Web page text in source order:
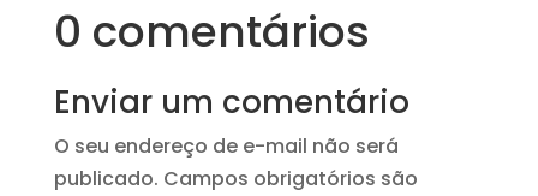
0 comentários
Enviar um comentário
O seu endereço de e-mail não será
publicado. Campos obrigatórios são